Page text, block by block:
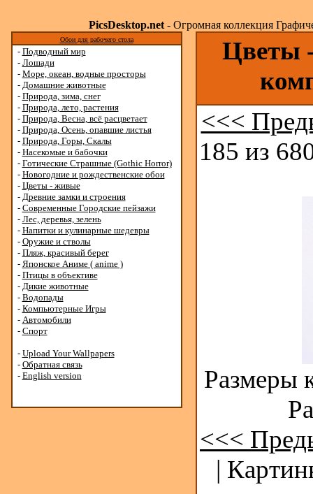
PicsDesktop.net- Огромная коллекция
Обои для рабочего стола
- Подводный мир
- Лошади
- Море, океан, водные просторы
- Домашние животные
- Природа, зима, снег
- Природа, лето, растения
- Природа, Весна, всё расцветает
- Природа, Осень, опавшие листья
- Природа, Горы, Скалы
- Насекомые и бабочки
- Готические Страшные (Gothic Horror)
- Новогодние и рождественские обои
- Цветы - живые
- Древние замки и строения
- Современные Городские пейзажи
- Лес, деревья, зелень
- Напитки и кулинарные шедевры
- Оружие и стволы
- Пляж, красивый берег
- Японское Аниме ( anime )
- Птицы в объективе
- Дикие животные
- Водопады
- Компьютерные Игры
- Автомобили
- Спорт
- Upload Your Wallpapers
- Обратная связь
- English version
Цветы -
<<<
185 из
Размеры
<<<
|